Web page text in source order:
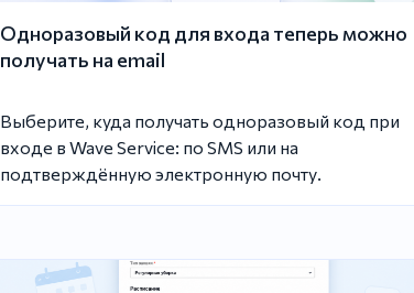
Одноразовый код для входа теперь можно
получать на email
Выберите, куда получать одноразовый код при
входе в Wave Service: по SMS или на
подтверждённую электронную почту.